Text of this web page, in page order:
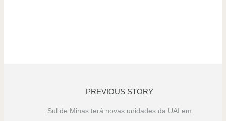
PREVIOUS STORY
Sul de Minas terá novas unidades da UAI em